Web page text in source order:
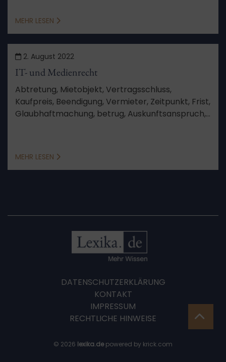
MEHR LESEN
2. August 2022
IT- und Medienrecht
Abtretung, Mietobjekt, Vertragsschluss,
Kaufpreis, Beendigung, Vermieter, Zeitpunkt, Frist,
Glaubhaftmachung, betrug, Auskunftsanspruch,
MEHR LESEN
DATENSCHUTZERKLÄRUNG
KONTAKT
IMPRESSUM
RECHTLICHE HINWEISE
© 2026 lexika.depowered by krick.com